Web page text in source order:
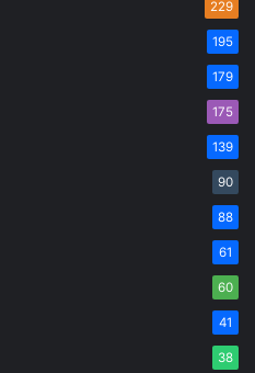
229
195
179
175
139
90
88
61
60
41
38